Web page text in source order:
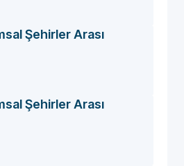
Şehirler Arası
Şehirler Arası